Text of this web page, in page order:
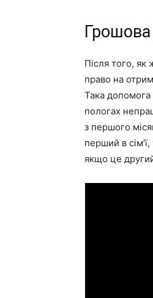
Після того, як
право на
Така допомога
пологах
з першого
перший в
якщо це другий